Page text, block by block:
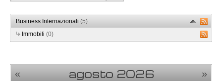
Business Internazionali (5)
Immobili (0)
« agosto 2026 »